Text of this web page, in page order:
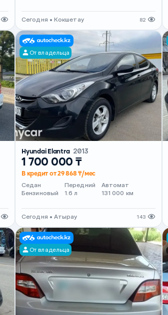
Сегодня • Кокшетау 82
От владельца
Hyundai Elantra 2013
1 700 000 ₸
В кредит от 29 868 ₸/мес
Седан
Бензиновый
Передний
1.6 л
Автомат
131 000 км
Сегодня • Атырау 143
От владельца